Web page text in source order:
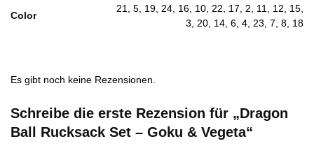
Color
21, 5, 19, 24, 16, 10, 22, 17, 2, 11, 12, 15,
3, 20, 14, 6, 4, 23, 7, 8, 18
Es gibt noch keine Rezensionen.
Schreibe die erste Rezension für „Dragon
Ball Rucksack Set – Goku & Vegeta“